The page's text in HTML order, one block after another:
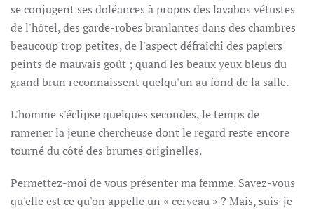
se conjugent ses doléances à propos des lavabos vétustes
de l'hôtel, des garde-robes branlantes dans des chambres
beaucoup trop petites, de l'aspect défraîchi des papiers
peints de mauvais goût ; quand les beaux yeux bleus du
grand brun reconnaissent quelqu'un au fond de la salle.
L'homme s'éclipse quelques secondes, le temps de
ramener la jeune chercheuse dont le regard reste encore
tourné du côté des brumes originelles.
Permettez-moi de vous présenter ma femme. Savez-vous
qu'elle est ce qu'on appelle un « cerveau » ? Mais, suis-je